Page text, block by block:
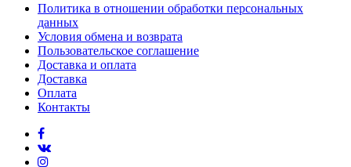
Политика в отношении обработки персональных
данных
Условия обмена и возврата
Пользовательское соглашение
Доставка и оплата
Доставка
Оплата
Контакты